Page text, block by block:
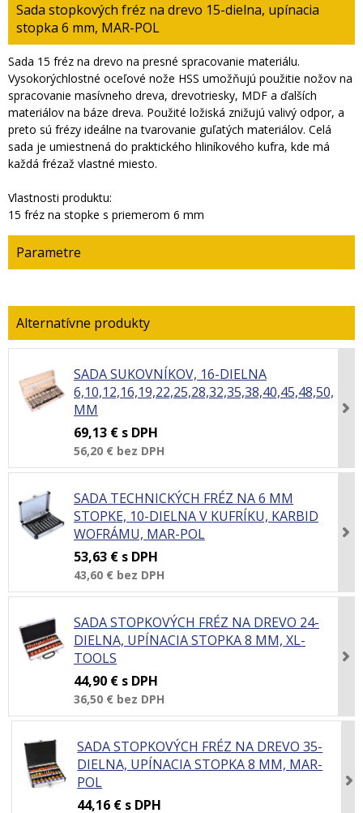
Sada stopkových fréz na drevo 15-dielna, upínacia
stopka 6 mm, MAR-POL
Sada 15 fréz na drevo na presné spracovanie materiálu.
Vysokorýchlostné oceľové nože HSS umožňujú použitie nožov na
spracovanie masívneho dreva, drevotriesky, MDF a ďalších
materiálov na báze dreva. Použité ložiská znižujú valivý odpor, a
preto sú frézy ideálne na tvarovanie guľatých materiálov. Celá
sada je umiestnená do praktického hliníkového kufra, kde má
každá frézaž vlastné miesto.
Vlastnosti produktu:
15 fréz na stopke s priemerom 6 mm
Parametre
SADA SUKOVNÍKOV, 16-DIELNA
6,10,12,16,19,22,25,28,32,35,38,40,45,48,50,54
MM
69,13 € s DPH
56,20 € bez DPH
SADA TECHNICKÝCH FRÉZ NA 6 MM
STOPKE, 10-DIELNA V KUFRÍKU, KARBID
WOFRÁMU, MAR-POL
53,63 € s DPH
43,60 € bez DPH
SADA STOPKOVÝCH FRÉZ NA DREVO 24-
DIELNA, UPÍNACIA STOPKA 8 MM, XL-
TOOLS
44,90 € s DPH
36,50 € bez DPH
SADA STOPKOVÝCH FRÉZ NA DREVO 35-
DIELNA, UPÍNACIA STOPKA 8 MM, MAR-
POL
44,16 € s DPH